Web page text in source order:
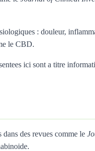
: douleur,
le CBD.
ici sont a titre
des revues comme le